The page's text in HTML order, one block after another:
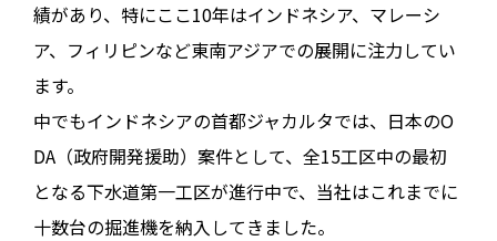
績があり、特にここ10年はインドネシア、マレーシ
ア、フィリピンなど東南アジアでの展開に注力してい
ます。
中でもインドネシアの首都ジャカルタでは、日本のO
DA（政府開発援助）案件として、全15工区中の最初
となる下水道第一工区が進行中で、当社はこれまでに
十数台の掘進機を納入してきました。